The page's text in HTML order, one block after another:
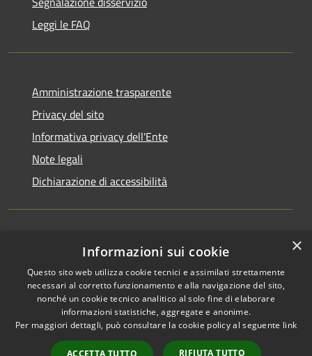
Leggi le FAQ
Amministrazione trasparente
Privacy del sito
Informativa privacy dell'Ente
Note legali
Dichiarazione di accessibilità
Newsletter
RSS
Accessibilità
Copyright © 2026 • Comune di
Municipium• Accesso
×
Informazioni sui cookie
Questo sito web utilizza cookie tecnici e assimilati strettamente
necessari al corretto funzionamento e alla navigazione del sito,
nonché un cookie tecnico analitico al solo fine di elaborare
informazioni statistiche, aggregate e anonime.
Per maggiori dettagli, può consultare la cookie policy al seguente link
ACCETTA TUTTO RIFIUTA TUTTO